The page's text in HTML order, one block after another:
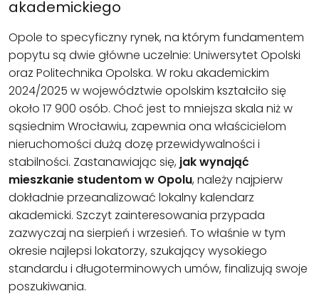
akademickiego
Opole to specyficzny rynek, na którym fundamentem
popytu są dwie główne uczelnie: Uniwersytet Opolski
oraz Politechnika Opolska. W roku akademickim
2024/2025 w województwie opolskim kształciło się
około 17 900 osób. Choć jest to mniejsza skala niż w
sąsiednim Wrocławiu, zapewnia ona właścicielom
nieruchomości dużą dozę przewidywalności i
stabilności. Zastanawiając się, jak wynająć
mieszkanie studentom w Opolu, należy najpierw
dokładnie przeanalizować lokalny kalendarz
akademicki. Szczyt zainteresowania przypada
zazwyczaj na sierpień i wrzesień. To właśnie w tym
okresie najlepsi lokatorzy, szukający wysokiego
standardu i długoterminowych umów, finalizują swoje
poszukiwania.